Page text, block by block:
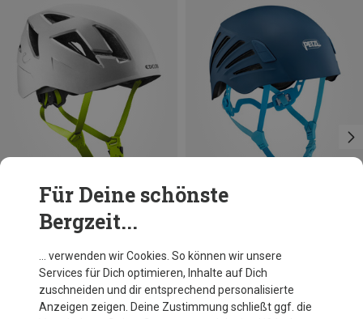
Zodiac II Kletterhelm
55-61CM
Petzl
Damen Borea Kletterhelm
64,95 €
Für Deine schönste
Bergzeit...
… verwenden wir Cookies. So können wir unsere
Services für Dich optimieren, Inhalte auf Dich
zuschneiden und dir entsprechend personalisierte
Anzeigen zeigen. Deine Zustimmung schließt ggf. die